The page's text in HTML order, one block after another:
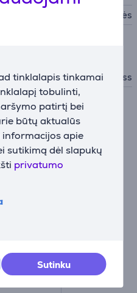
tinklalapis tinkamai
tobulinti,
patirtį bei
būtų aktualūs
apie
sutikimą dėl slapukų
privatumo
Sutinku
Skustuvo galvutės
Babyliss
prekės
X,